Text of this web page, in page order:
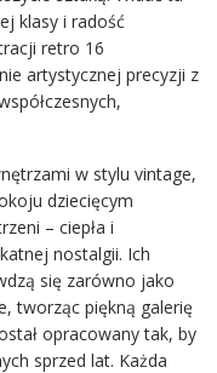
klasy i radość
retro 16
artystycznej precyzji z
w stylu vintage,
dziecięcym
– ciepła i
nostalgii. Ich
się zarówno jako
tworząc piękną galerię
opracowany tak, by
sprzed lat. Każda